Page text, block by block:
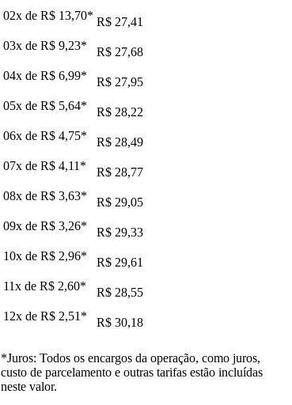
02x de R$ 13,70* R$ 27,41
03x de R$ 9,23*
R$ 27,68
04x de R$ 6,99*
R$ 27,95
05x de R$ 5,64*
R$ 28,22
06x de R$ 4,75*
R$ 28,49
07x de R$ 4,11 *
R$ 28,77
08x de R$ 3,63*
R$ 29,05
09x de R$ 3,26*
R$ 29,33
10x de R$ 2,96*
R$ 29,61
11x de R$ 2,60*
R$ 28,55
12x de R$ 2,51 * R$ 30,18
*Juros: Todos os encargos da operação, como juros,
custo de parcelamento e outras tarifas estão incluídas
neste valor.